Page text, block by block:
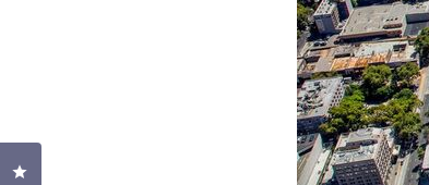
Klicken Sie, um den Bewertungsdialog zu öffnen